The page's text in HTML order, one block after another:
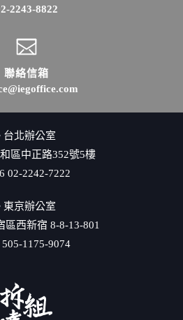
2243-8822
聯絡信箱
台北辦公室
區中正路352號5樓
02-2242-7222
東京辦公室
區西新宿 8-8-13-801
505-1175-9074